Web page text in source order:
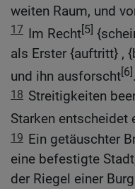
weiten Raum, und
17 Im Recht[5]
als Erster {auftritt} ,
und ihn ausforscht[6].
18 Streitigkeiten
Starken entscheidet
19 Ein getäuschter
eine befestigte
der Riegel einer